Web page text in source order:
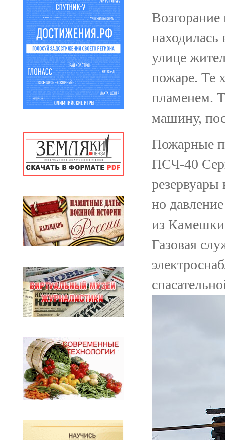
улице
пожаре. Те
пламенем.
машину,
Пожарные
ПСЧ-40
но
из
Газовая